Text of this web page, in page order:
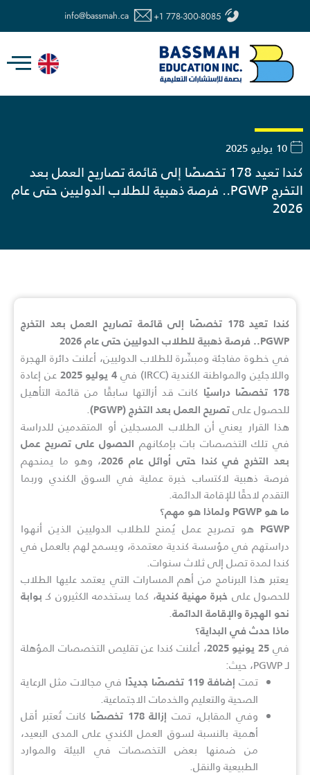
+1 778-300-8085
info@bassmah.ca
10 يوليو 2025
كندا تعيد 178 تخصصًا إلى قائمة تصاريح العمل بعد
التخرج PGWP.. فرصة ذهبية للطلاب الدوليين حتى عام
2026
كندا تعيد 178 تخصصًا إلى قائمة تصاريح العمل بعد التخرج
PGWP.. فرصة ذهبية للطلاب الدوليين حتى عام 2026
في خطوة مفاجئة ومبشّرة للطلاب الدوليين، أعلنت دائرة الهجرة
واللاجئين والمواطنة الكندية (IRCC) في
4 يوليو 2025 عن إعادة
178 تخصصًا دراسيًا
كانت قد أزالتها سابقًا من قائمة التأهيل
للحصول على تصريح العمل بعد التخرج (PGWP)
.
هذا القرار يعني أن الطلاب المسجلين أو المتقدمين للدراسة
في تلك التخصصات بات بإمكانهم
الحصول على تصريح عمل
بعد التخرج في كندا حتى أوائل عام 2026
، وهو ما يمنحهم
فرصة ذهبية لاكتساب خبرة عملية في السوق الكندي وربما
التقدم لاحقًا للإقامة الدائمة.
ما هو PGWP ولماذا هو مهم؟
PGWP
هو تصريح عمل يُمنح للطلاب الدوليين الذين أنهوا
دراستهم في مؤسسة كندية معتمدة، ويسمح لهم بالعمل في
كندا لمدة تصل إلى ثلاث سنوات.
يعتبر هذا البرنامج من أهم المسارات التي يعتمد عليها الطلاب
للحصول على خبرة مهنية كندية، كما يستخدمه الكثيرون كـ بوابة
نحو الهجرة والإقامة الدائمة.
ماذا حدث في البداية؟
في 25 يونيو 2025
، أعلنت كندا عن تقليص التخصصات المؤهلة
لـ PGWP، حيث:
تمت
إضافة 119 تخصصًا جديدًا
في مجالات مثل الرعاية
الصحية والتعليم والخدمات الاجتماعية.
وفي المقابل، تمت
إزالة 178 تخصصًا
كانت تُعتبر أقل
أهمية بالنسبة لسوق العمل الكندي على المدى البعيد،
من ضمنها بعض التخصصات في البيئة والموارد
الطبيعية والنقل.